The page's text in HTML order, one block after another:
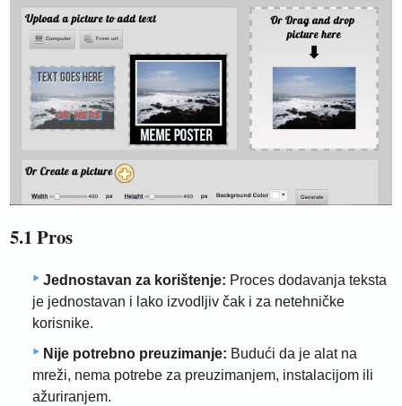
5.1 Pros
Jednostavan za korištenje: Proces dodavanja teksta
je jednostavan i lako izvodljiv čak i za netehničke
korisnike.
Nije potrebno preuzimanje: Budući da je alat na
mreži, nema potrebe za preuzimanjem, instalacijom ili
ažuriranjem.